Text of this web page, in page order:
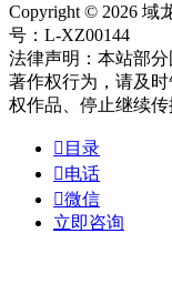
Copyright © 2026 域
号：L-XZ00144
法律声明：本站部
著作权行为，请及
权作品、停止继续传
 目录
电话
微信
立即咨询